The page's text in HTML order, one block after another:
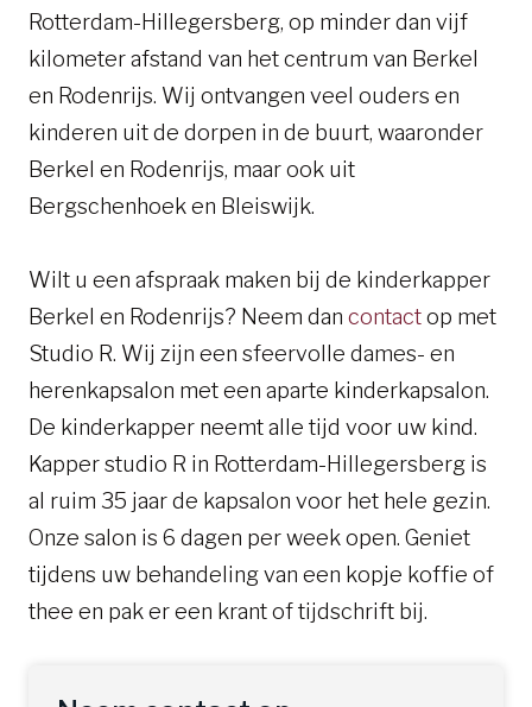
Rotterdam-Hillegersberg, op minder dan vijf
kilometer afstand van het centrum van Berkel
en Rodenrijs. Wij ontvangen veel ouders en
kinderen uit de dorpen in de buurt, waaronder
Berkel en Rodenrijs, maar ook uit
Bergschenhoek en Bleiswijk.
Wilt u een afspraak maken bij de kinderkapper
Berkel en Rodenrijs? Neem dan contactop met
Studio R. Wij zijn een sfeervolle dames- en
herenkapsalon met een aparte kinderkapsalon.
De kinderkapper neemt alle tijd voor uw kind.
Kapper studio R in Rotterdam-Hillegersberg is
al ruim 35 jaar de kapsalon voor het hele gezin.
Onze salon is 6 dagen per week open. Geniet
tijdens uw behandeling van een kopje koffie of
thee en pak er een krant of tijdschrift bij.